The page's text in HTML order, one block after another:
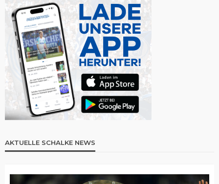
AKTUELLE SCHALKE NEWS